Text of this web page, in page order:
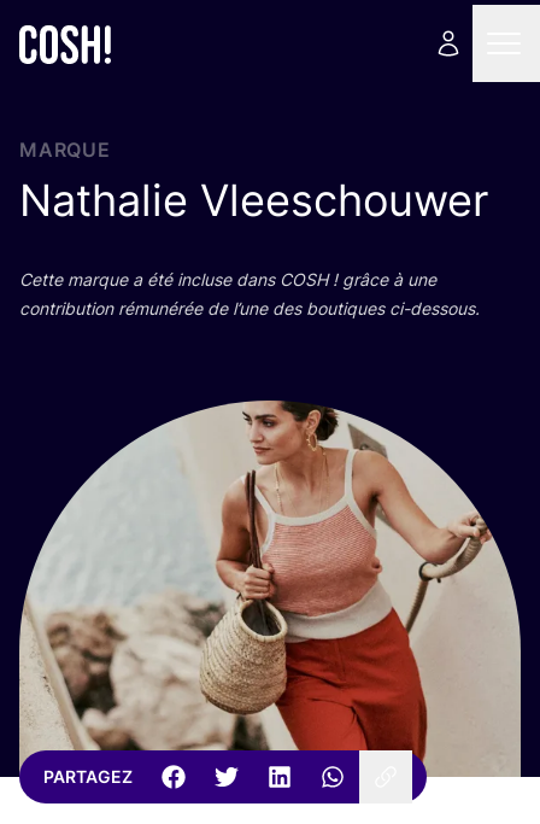
MARQUE
Nathalie Vleeschouwer
Cette marque a été incluse dans COSH! grâce à une
contri­bu­tion rému­né­rée de l’une des bou­tiques ci-dessous.
PARTAGEZ